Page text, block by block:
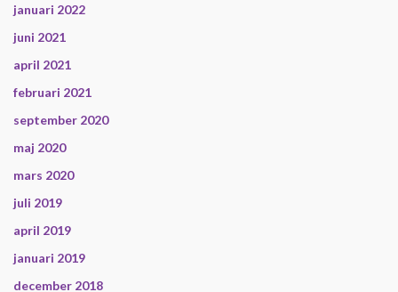
januari 2022
juni 2021
april 2021
februari 2021
september 2020
maj 2020
mars 2020
juli 2019
april 2019
januari 2019
december 2018